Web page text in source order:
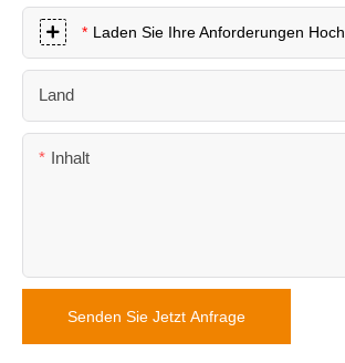
Laden Sie Ihre Anforderungen Hoch
Land
Inhalt
Senden Sie Jetzt Anfrage